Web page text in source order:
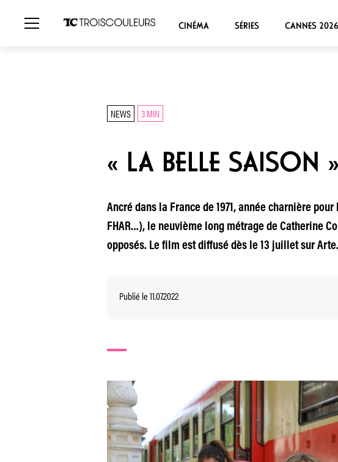
CINÉMA SÉRIES CANNES 2026
NEWS 3 MIN
« LA BELLE SAISON
Ancré dans la France de 1971, année charnière
FHAR…), le neuvième long métrage de Catherine
opposés. Le film est diffusé dès le 13 juillet sur Arte.
Publié le 11.07.2022